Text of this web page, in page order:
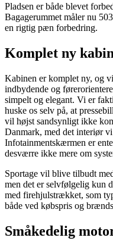
Pladsen er både blevet
Bagagerummet måler nu
en rigtig pæn forbedring.
Komplet ny
Kabinen er komplet ny, og
indbydende og
simpelt og elegant. Vi er
huske os selv på, at
vil højst sandsynligt ikke
Danmark, med det interiør
Infotainmentskærmen er
desværre ikke mere om
Sportage vil blive tilbudt
men det er selvfølgelig kun
med firehjulstrækket, som
både ved købspris og
Småkedelig